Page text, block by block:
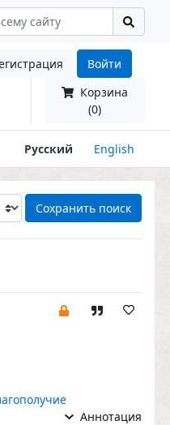
Войти
Корзина
(0)
Русский English
Сохранить поиск
Аннотация